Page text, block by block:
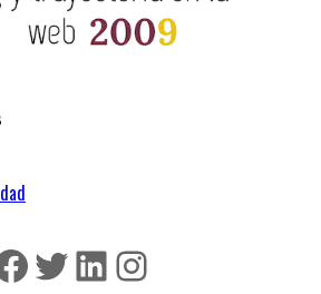
Twitter
LinkedIn
Instagram